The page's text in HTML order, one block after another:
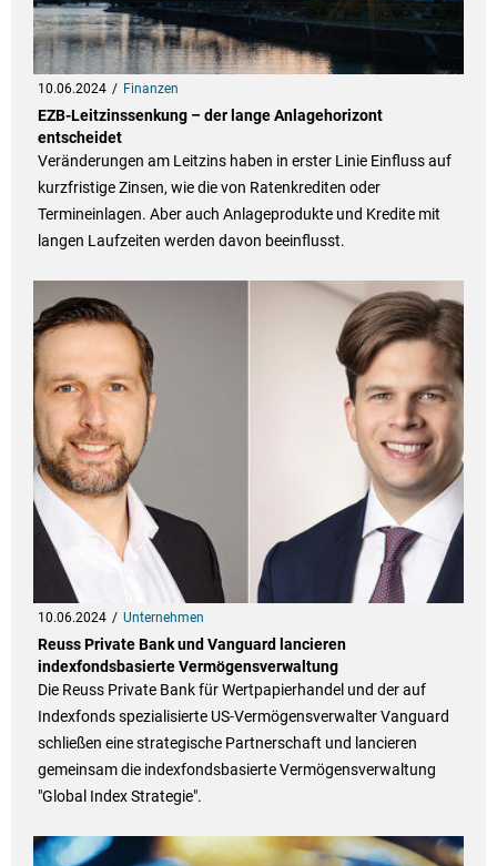
10.06.2024 Finanzen
EZB-Leitzinssenkung – der lange Anlagehorizont
entscheidet
Veränderungen am Leitzins haben in erster Linie Einfluss auf
kurzfristige Zinsen, wie die von Ratenkrediten oder
Termineinlagen. Aber auch Anlageprodukte und Kredite mit
langen Laufzeiten werden davon beeinflusst.
10.06.2024 Unternehmen
Reuss Private Bank und Vanguard lancieren
indexfondsbasierte Vermögensverwaltung
Die Reuss Private Bank für Wertpapierhandel und der auf
Indexfonds spezialisierte US-Vermögensverwalter Vanguard
schließen eine strategische Partnerschaft und lancieren
gemeinsam die indexfondsbasierte Vermögensverwaltung
"Global Index Strategie".